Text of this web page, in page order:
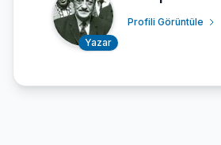
Yazar
Profili Görüntüle